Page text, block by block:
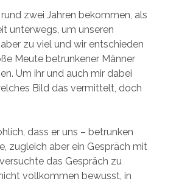
zwei Jahren bekommen, als
unterwegs, um unseren
zu viel und wir entschieden
Meute betrunkener Männer
Um ihr und auch mir dabei
Bild das vermittelt, doch
dass er uns – betrunken
zugleich aber ein Gespräch mit
das Gespräch zu
vollkommen bewusst, in